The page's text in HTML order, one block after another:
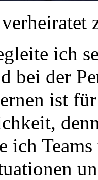
ich
bei der
ist
ich